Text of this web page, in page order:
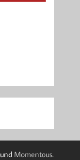
und Momentous.